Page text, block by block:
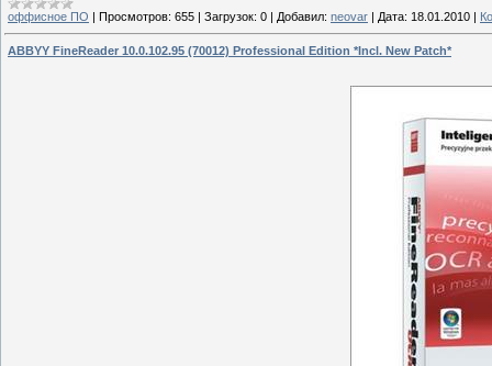
оффисное ПО Просмотров: 655 Загрузок: 0 Добавил: neovar Дата: 18.01.2010
ABBYY FineReader 10.0.102.95 (70012) Professional Edition *Incl. New Patch*